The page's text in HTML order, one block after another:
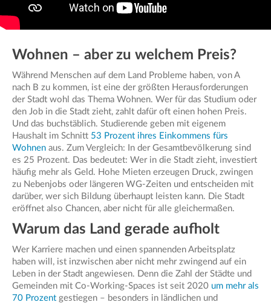
Wohnen – aber zu welchem Preis?
Während Menschen auf dem Land Probleme haben, von A
nach B zu kommen, ist eine der größten Herausforderungen
der Stadt wohl das Thema Wohnen. Wer für das Studium oder
den Job in die Stadt zieht, zahlt dafür oft einen hohen Preis.
Und das buchstäblich. Studierende geben mit eigenem
Haushalt im Schnitt 53 Prozent ihres Einkommens fürs
Wohnen aus. Zum Vergleich: In der Gesamtbevölkerung sind
es 25 Prozent. Das bedeutet: Wer in die Stadt zieht, investiert
häufig mehr als Geld. Hohe Mieten erzeugen Druck, zwingen
zu Nebenjobs oder längeren WG-Zeiten und entscheiden mit
darüber, wer sich Bildung überhaupt leisten kann. Die Stadt
eröffnet also Chancen, aber nicht für alle gleichermaßen.
Warum das Land gerade aufholt
Wer Karriere machen und einen spannenden Arbeitsplatz
haben will, ist inzwischen aber nicht mehr zwingend auf ein
Leben in der Stadt angewiesen. Denn die Zahl der Städte und
Gemeinden mit Co-Working-Spaces ist seit 2020 um mehr als
70 Prozent gestiegen – besonders in ländlichen und